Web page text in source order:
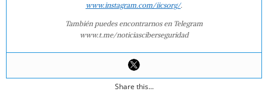
www.instagram.com/iicsorg/.
También puedes encontrarnos en Telegram
www.t.me/noticiasciberseguridad
Share this...